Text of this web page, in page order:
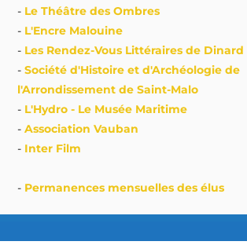
- Le Théâtre des Ombres
- L'Encre Malouine
- Les Rendez-Vous Littéraires de Dinard
- Société d'Histoire et d'Archéologie de
l'Arrondissement de Saint-Malo
- L'Hydro - Le Musée Maritime
- Association Vauban
- Inter Film
- Permanences mensuelles des élus